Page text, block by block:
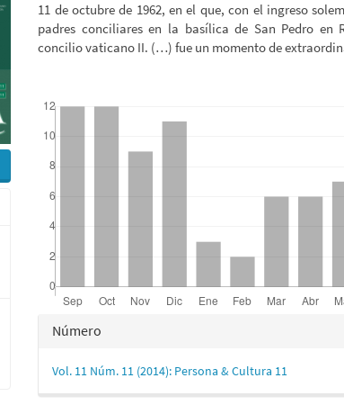
11 de octubre de 1962, en el que, con el ingreso
padres conciliares en la basílica de San Pedro en
concilio vaticano II. (…) fue un momento de
Detalles
del
artículo
Número
Vol. 11 Núm. 11 (2014): Persona & Cultura 11